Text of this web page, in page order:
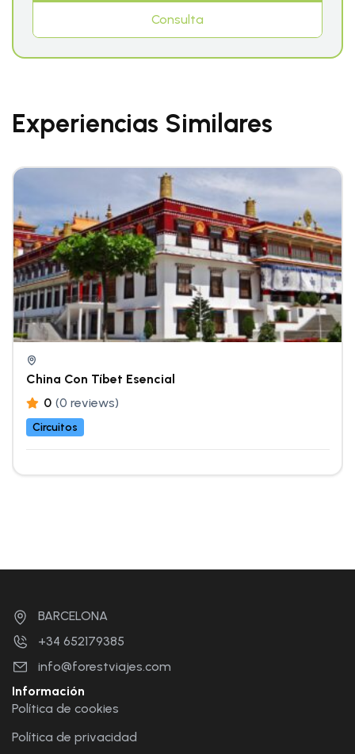
Consulta
Experiencias Similares
China Con Tíbet Esencial
0 (0 reviews)
Circuitos
BARCELONA
+34 652179385
info@forestviajes.com
Información
Política de cookies
Política de privacidad